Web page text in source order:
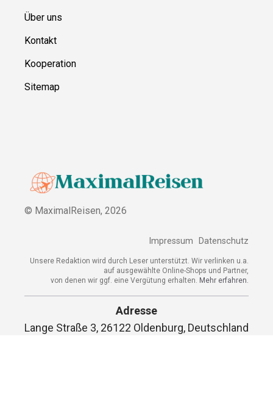
Über uns
Kontakt
Kooperation
Sitemap
© MaximalReisen, 2026
Impressum Datenschutz
Unsere Redaktion wird durch Leser unterstützt. Wir verlinken u.a.
auf ausgewählte Online-Shops und Partner,
von denen wir ggf. eine Vergütung erhalten. Mehr erfahren.
Adresse
Lange Straße 3, 26122 Oldenburg, Deutschland